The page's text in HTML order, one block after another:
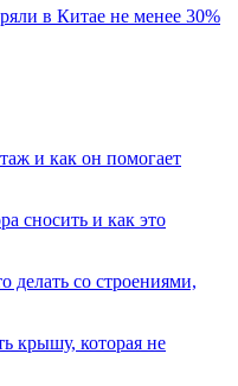
в Китае не менее 30%
и как он помогает
сносить и как это
делать со строениями,
крышу, которая не